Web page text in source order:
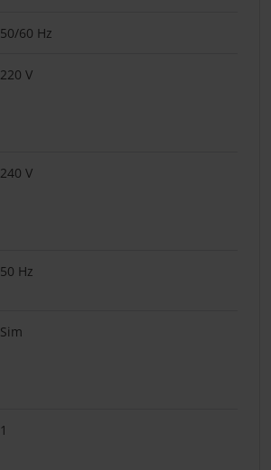
50/60 Hz
220 V
240 V
50 Hz
Sim
1